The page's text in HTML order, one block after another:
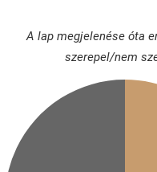
A lap megjelenése óta
szerepel/nem